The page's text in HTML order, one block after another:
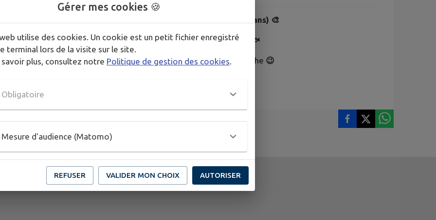
Stage créatif pour enfants (6-12 ans) 🎨
🐠"Bienvenue sous la Mer" 🐟
Toutes les informations sur l'affiche 😉
Gérer mes cookies 🍪
utilise des cookies. Un cookie est un petit fichier enregistré
terminal lors de la visite sur le site.
savoir plus, consultez notre Politique de gestion des cookies
Obligatoire
Mesure d'audience (Matomo)
REFUSER VALIDER MON CHOIX AUTORISER